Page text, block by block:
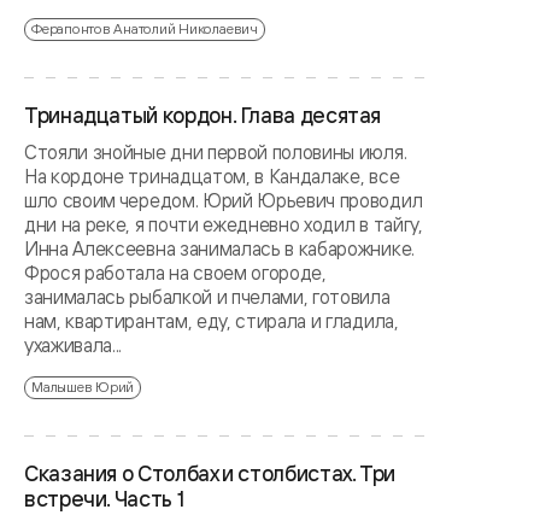
Ферапонтов Анатолий Николаевич
Тринадцатый кордон. Глава десятая
Стояли знойные дни первой половины июля.
На кордоне тринадцатом, в Кандалаке, все
шло своим чередом. Юрий Юрьевич проводил
дни на реке, я почти ежедневно ходил в тайгу,
Инна Алексеевна занималась в кабарожнике.
Фрося работала на своем огороде,
занималась рыбалкой и пчелами, готовила
нам, квартирантам, еду, стирала и гладила,
ухаживала...
Малышев Юрий
Сказания о Столбах и столбистах. Три
встречи. Часть 1